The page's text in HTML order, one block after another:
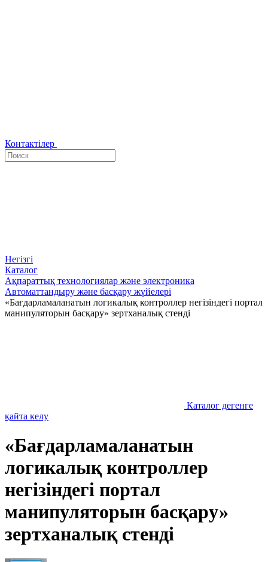
Контактілер
Негізгі
Каталог
Ақпараттық технологиялар және электроника
Автоматтандыру және басқару жүйелері
«Бағдарламаланатын логикалық контроллер негізіндегі портал
манипуляторын басқару» зертханалық стенді
Каталог дегенге
қайта келу
«Бағдарламаланатын
логикалық контроллер
негізіндегі портал
манипуляторын басқару»
зертханалық стенді